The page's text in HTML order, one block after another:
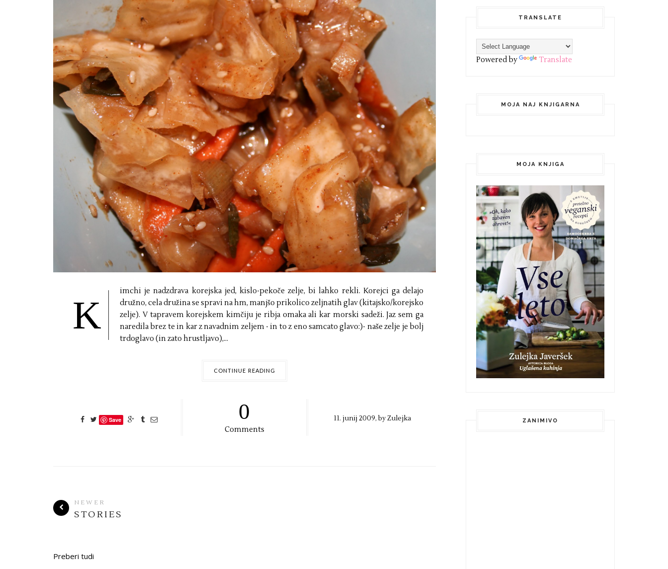
K
imchi je nadzdrava korejska jed, kislo-pekoče zelje, bi lahko rekli. Korejci ga delajo
družno, cela družina se spravi na hm, manjšo prikolico zeljnatih glav (kitajsko/korejsko
zelje). V tapravem korejskem kimčiju je ribja omaka ali kar morski sadeži. Jaz sem ga
naredila brez te in kar z navadnim zeljem - in to z eno samcato glavo:)- naše zelje je bolj
trdoglavo (in zato hrustljavo),...
CONTINUE READING
Save 0
Comments
11. junij 2009, byZulejka
NEWER
STORIES
Preberi tudi
TRANSLATE
Powered by Translate
MOJA NAJ KNJIGARNA
MOJA KNJIGA
ZANIMIVO